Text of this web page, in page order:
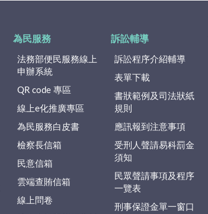
為民服務
法務部便民服務線上
申辦系統
QR code 專區
線上e化推廣專區
為民服務白皮書
檢察長信箱
民意信箱
雲端查賄信箱
線上問卷
訴訟輔導
訴訟程序介紹輔導
表單下載
書狀範例及司法狀紙
規則
應訊報到注意事項
受刑人聲請易科罰金
須知
民眾聲請事項及程序
一覽表
刑事保證金單一窗口